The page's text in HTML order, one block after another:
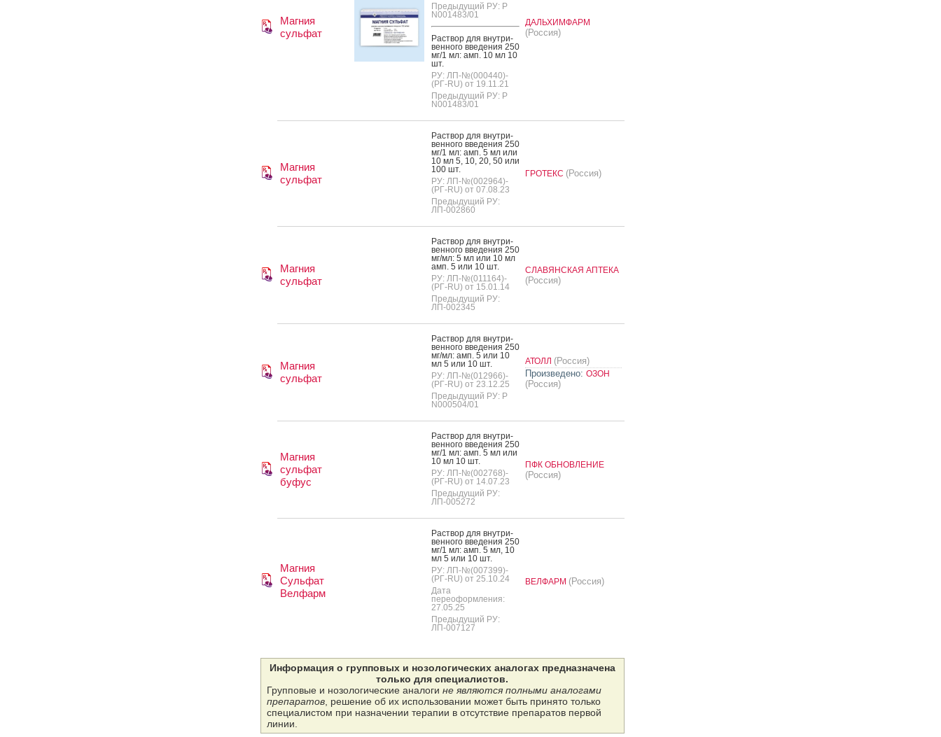
Магния
сульфат
Предыдущий РУ: Р
N001483/01
Рас­твор для внут­ри­
вен­но­го вве­дения 250
мг/1 мл: амп. 10 мл 10
шт.
РУ: ЛП-№(000440)-
(РГ-RU) от 19.11.21
Предыдущий РУ: Р
N001483/01
ДАЛЬХИМФАРМ
(Россия)
Магния
сульфат
Рас­твор для внут­ри­
вен­но­го вве­дения 250
мг/1 мл: амп. 5 мл или
10 мл 5, 10, 20, 50 или
100 шт.
РУ: ЛП-№(002964)-
(РГ-RU) от 07.08.23
Предыдущий РУ:
ЛП-002860
ГРОТЕКС (Россия)
Магния
сульфат
Рас­твор для внут­ри­
вен­но­го вве­дения 250
мг/мл: 5 мл или 10 мл
амп. 5 или 10 шт.
РУ: ЛП-№(011164)-
(РГ-RU) от 15.01.14
Предыдущий РУ:
ЛП-002345
СЛАВЯНСКАЯ АПТЕКА
(Россия)
Магния
сульфат
Рас­твор для внут­ри­
вен­но­го вве­дения 250
мг/мл: амп. 5 или 10
мл 5 или 10 шт.
РУ: ЛП-№(012966)-
(РГ-RU) от 23.12.25
Предыдущий РУ: Р
N000504/01
АТОЛЛ (Россия)
Произведено: ОЗОН
(Россия)
Магния
сульфат
буфус
Рас­твор для внут­ри­
вен­но­го вве­дения 250
мг/1 мл: амп. 5 мл или
10 мл 10 шт.
РУ: ЛП-№(002768)-
(РГ-RU) от 14.07.23
Предыдущий РУ:
ЛП-005272
ПФК ОБНОВЛЕНИЕ
(Россия)
Магния
Сульфат
Велфарм
Рас­твор для внут­ри­
вен­но­го вве­дения 250
мг/1 мл: амп. 5 мл, 10
мл 5 или 10 шт.
РУ: ЛП-№(007399)-
(РГ-RU) от 25.10.24
Дата
переоформления:
27.05.25
Предыдущий РУ:
ЛП-007127
ВЕЛФАРМ (Россия)
Информация о групповых и нозологических аналогах предназначена
только для специалистов.
Групповые и нозологические аналоги не являются полными аналогами
препаратов, решение об их использовании может быть принято только
специалистом при назначении терапии в отсутствие препаратов первой
линии.